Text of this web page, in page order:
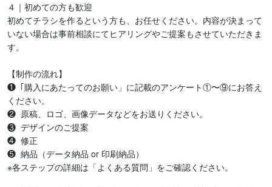
４｜初めての方も歓迎
初めてチラシを作るという方も、お任せください。内容が決まって
いない場合は事前相談にてヒアリングやご提案もさせていただきま
す。
【制作の流れ】
❶「購入にあたってのお願い」に記載のアンケート①〜⑨にお答え
ください。
❷  原稿、ロゴ、画像データなどをお送りください。
❸  デザインのご提案
❹  修正
❺  納品（データ納品 or 印刷納品）
※各ステップの詳細は「よくある質問」をご確認ください。